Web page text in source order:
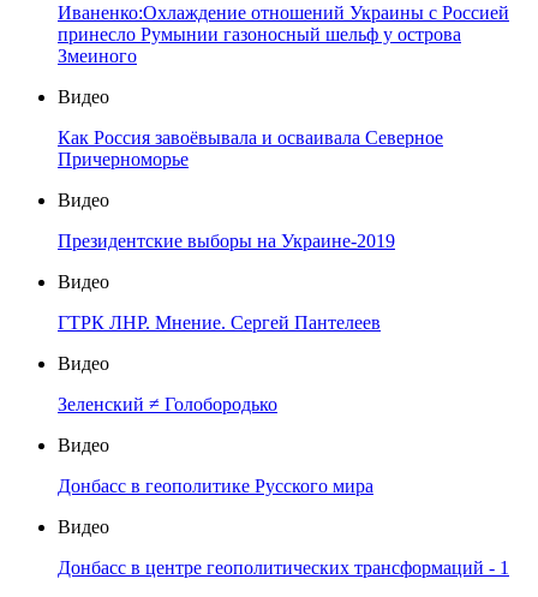
Иваненко:Охлаждение отношений Украины с Россией
принесло Румынии газоносный шельф у острова
Змеиного
Видео
Как Россия завоёвывала и осваивала Северное
Причерноморье
Видео
Президентские выборы на Украине-2019
Видео
ГТРК ЛНР. Мнение. Сергей Пантелеев
Видео
Зеленский ≠ Голобородько
Видео
Донбасс в геополитике Русского мира
Видео
Донбасс в центре геополитических трансформаций - 1